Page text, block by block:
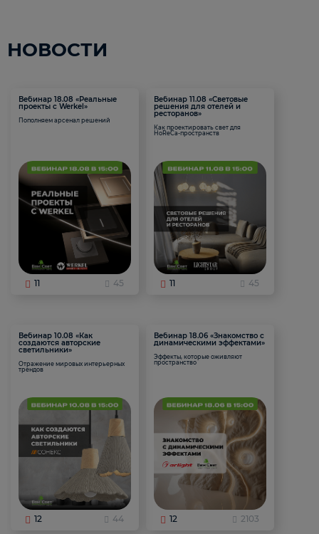
НОВОСТИ
Вебинар 18.08 «Реальные
проекты с Werkel»
Пополняем арсенал решений
11 45
Вебинар 11.08 «Световые
решения для отелей и
ресторанов»
Как проектировать свет для
HoReCa-пространств
11 45
Вебинар 10.08 «Как
создаются авторские
светильники»
Отражение мировых интерьерных
трендов
12 44
Вебинар 18.06 «Знакомство с
динамическими эффектами»
Эффекты, которые оживляют
пространство
12 2103